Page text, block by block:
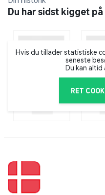
Du har sidst kigget på
Hvis du tillader statistiske
seneste
Du kan
RET